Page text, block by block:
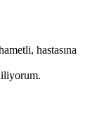
hastasına